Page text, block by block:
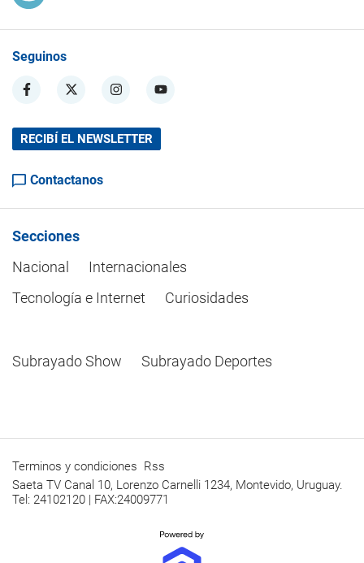
Seguinos
RECIBÍ EL NEWSLETTER
Contactanos
Secciones
Nacional
Internacionales
Tecnología e Internet
Curiosidades
Subrayado Show Subrayado Deportes
Terminos y condiciones Rss
Saeta TV Canal 10, Lorenzo Carnelli 1234, Montevido, Uruguay.
Tel: 24102120 | FAX:24009771